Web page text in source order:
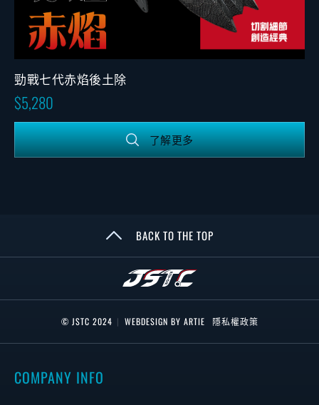
勁戰七代赤焰後土除
5,280
了解更多
BACK TO THE TOP
© JSTC 2024 | WEBDESIGN BY ARTIE 隱私權政策
COMPANY INFO